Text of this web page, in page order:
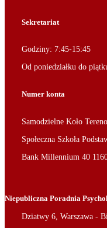
Sekretariat
Godziny: 7:45-15:45
Od poniedziałku do
Numer konta
Samodzielne Koło
Społeczna Szkoła
Bank Millennium 40
Niepubliczna Poradnia
Dziatwy 6, Warszawa -